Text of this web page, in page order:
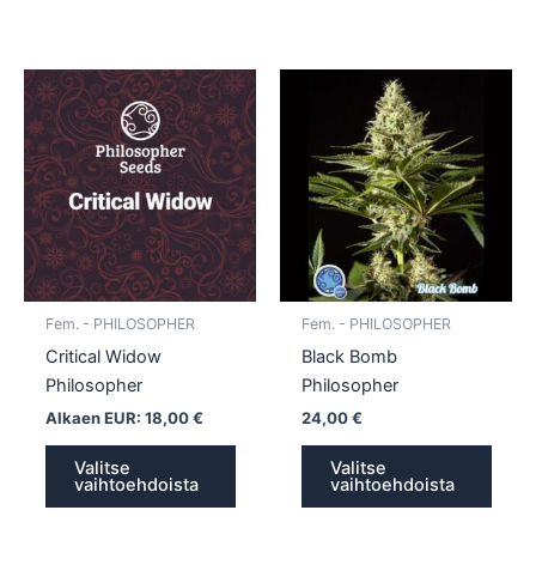
Fem. - PHILOSOPHER
Critical Widow
Philosopher
Alkaen EUR: 18,00€
Valitse
vaihtoehdoista
Tällä
tuotteella
on
useampi
muunnelma.
Voit
tehdä
valinnat
Fem. - PHILOSOPHER
Black Bomb
Philosopher
24,00€
Valitse
vaihtoehdoista